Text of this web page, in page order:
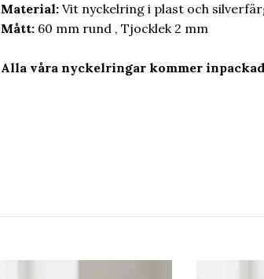
Material: Vit nyckelring i plast och
Mått: 60 mm rund , Tjocklek 2 mm
Alla våra nyckelringar kommer